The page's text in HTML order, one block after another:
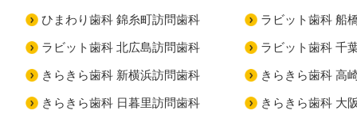
ひまわり歯科 錦糸町訪問歯科 ラビット歯科 船
ラビット歯科 北広島訪問歯科 ラビット歯科 千
きらきら歯科 新横浜訪問歯科 きらきら歯科 高
きらきら歯科 日暮里訪問歯科 きらきら歯科 大